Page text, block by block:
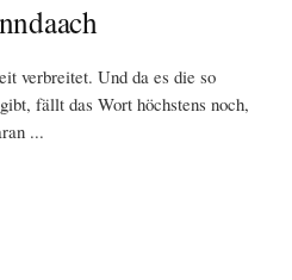
verbreitet. Und da es die so
fällt das Wort höchstens noch,
...